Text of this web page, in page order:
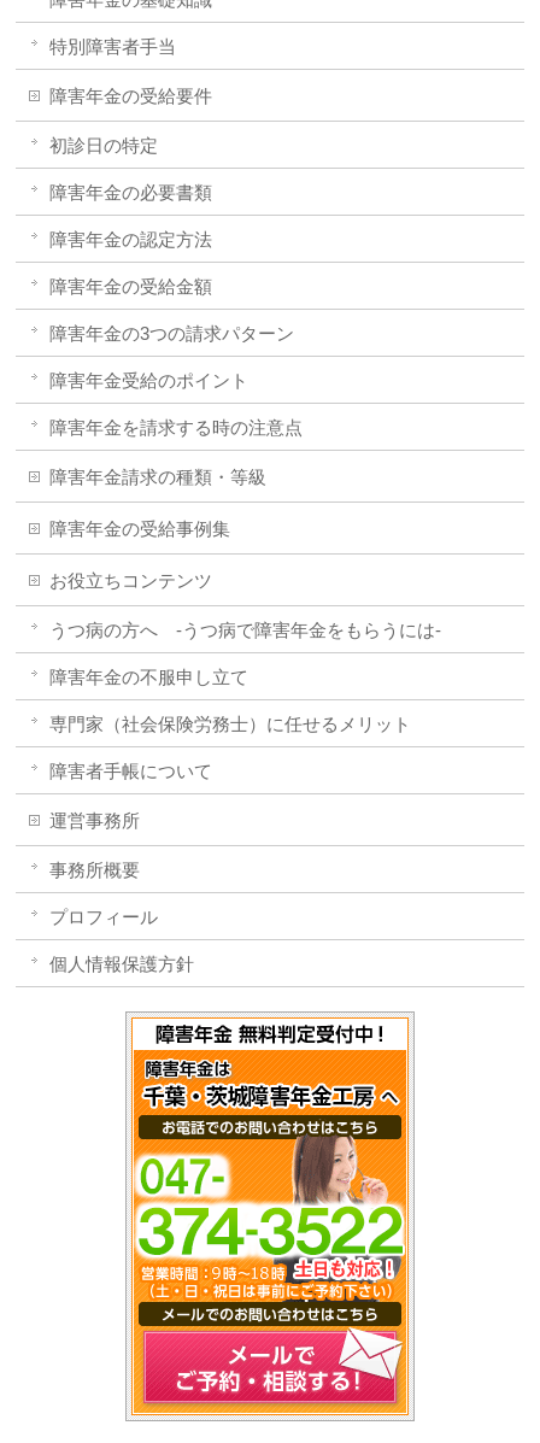
特別障害者手当
障害年金の受給要件
初診日の特定
障害年金の必要書類
障害年金の認定方法
障害年金の受給金額
障害年金の3つの請求パターン
障害年金受給のポイント
障害年金を請求する時の注意点
障害年金請求の種類・等級
障害年金の受給事例集
お役立ちコンテンツ
うつ病の方へ -うつ病で障害年金をもらうには-
障害年金の不服申し立て
専門家（社会保険労務士）に任せるメリット
障害者手帳について
運営事務所
事務所概要
プロフィール
個人情報保護方針